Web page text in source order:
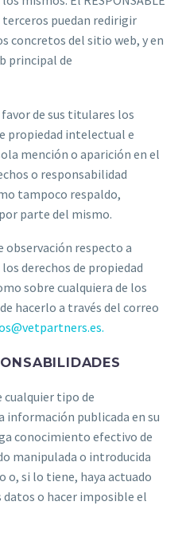
puedan redirigir
concretos del sitio web, y en
principal de
favor de sus titulares los
propiedad intelectual e
mención o aparición en el
o responsabilidad
tampoco respaldo,
parte del mismo.
observación respecto a
derechos de propiedad
sobre cualquiera de los
hacerlo a través del correo
cualquier tipo de
información publicada en su
conocimiento efectivo de
manipulada o introducida
o, si lo tiene, haya actuado
o hacer imposible el